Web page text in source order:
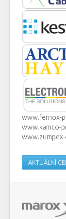
www.fernox-
www.kamco-
AKTUÁLNÍ